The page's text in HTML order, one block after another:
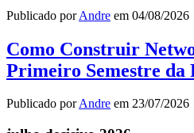
Publicado porAndre em 04/08/2026
Como Construir
Primeiro Semestre da
Publicado porAndre em 23/07/2026